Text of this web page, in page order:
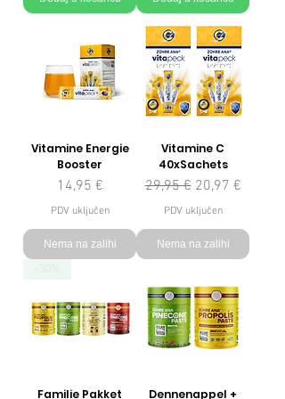
Vitamine Energie
Booster
Cijena
14,95 €
PDV uključen
Nema na zalihi
Vitamine C
40xSachets
Redovna cijena
29,95 € Cijena s
20,97 €
PDV uključen
Nema na zalihi
Familie Pakket
Dennenappel +